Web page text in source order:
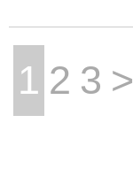
1 2 3 >